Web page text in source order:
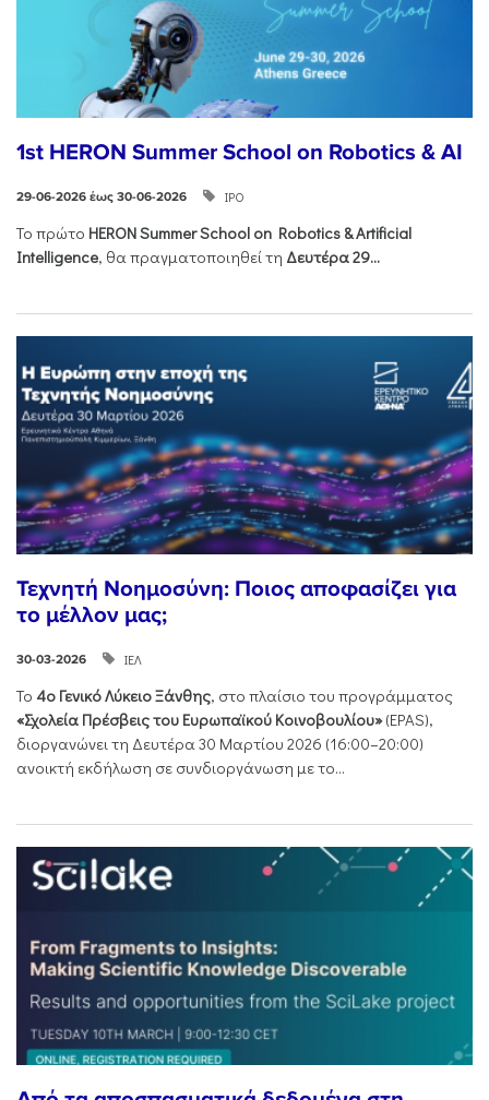
1st HERON Summer School on Robotics & AI
29-06-2026 έως 30-06-2026 ΙΡΟ
Το πρώτο HERONSummerSchool on Robotics &Artificial
Intelligence, θα πραγματοποιηθεί τη Δευτέρα 29...
Τεχνητή Νοημοσύνη: Ποιος αποφασίζει για
το μέλλον μας;
30-03-2026 ΙΕΛ
Το 4ο Γενικό Λύκειο Ξάνθης, στο πλαίσιο του προγράμματος
«Σχολεία Πρέσβεις του Ευρωπαϊκού Κοινοβουλίου»(EPAS),
διοργανώνει τη Δευτέρα 30 Μαρτίου 2026 (16:00–20:00)
ανοικτή εκδήλωση σε συνδιοργάνωση με το...